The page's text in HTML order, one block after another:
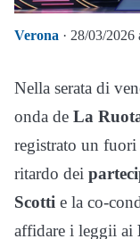
Verona · 28/03/2026
Nella serata di
onda de La
registrato un
ritardo dei
Scotti e la co-
affidare i leggii ai